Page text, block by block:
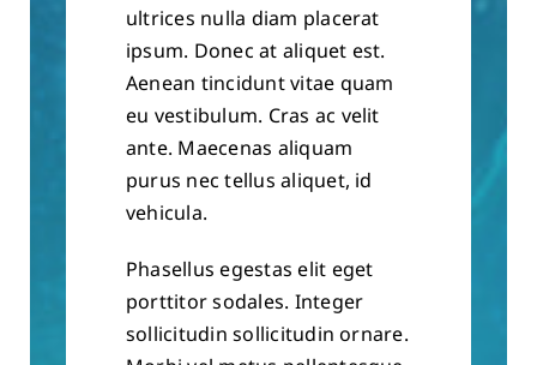
ultrices nulla diam placerat
ipsum. Donec at aliquet est.
Aenean tincidunt vitae quam
eu vestibulum. Cras ac velit
ante. Maecenas aliquam
purus nec tellus aliquet, id
vehicula.
Phasellus egestas elit eget
porttitor sodales. Integer
sollicitudin sollicitudin ornare.